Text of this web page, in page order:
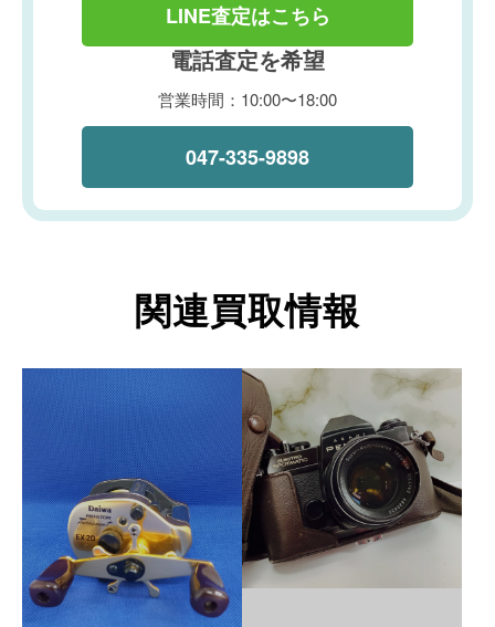
LINE査定はこちら
電話査定を希望
営業時間：10:00〜18:00
047-335-9898
関連買取情報